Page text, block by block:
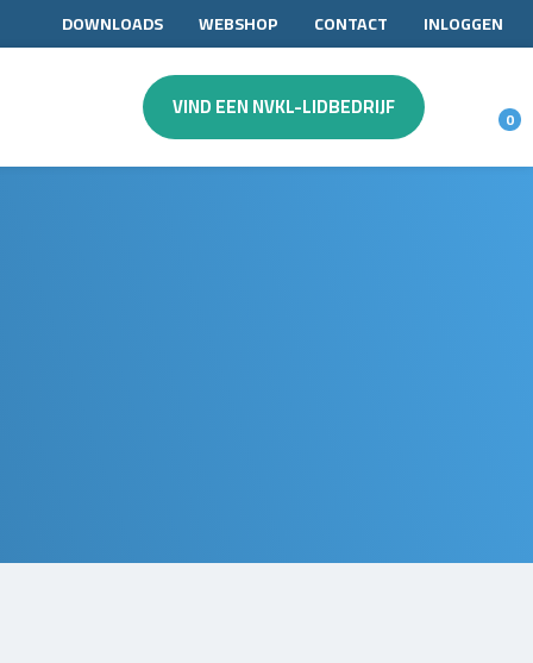
DOWNLOADS WEBSHOP CONTACT INLOGGEN
VIND EEN NVKL-LIDBEDRIJF 0